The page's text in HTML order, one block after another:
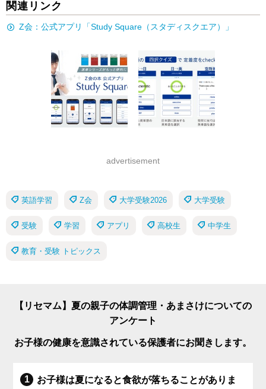
関連リンク
Z会：公式アプリ「Study Square（スタディスクエア）」
advertisement
英語学習 Z会 大学受験2026 大学受験
受験 学習 アプリ 高校生 中学生
教育・受験 トピックス
【リセマム】夏の親子の体調管理・あまさけについての
アンケート
お子様の健康を意識されている保護者にお聞きします。
お子様は夏になると食欲が落ちることがありま